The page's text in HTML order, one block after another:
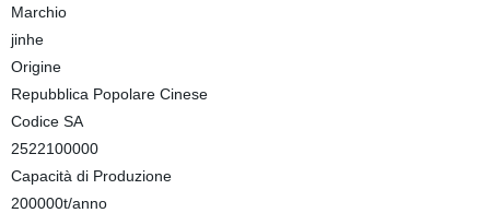
Marchio
jinhe
Origine
Repubblica Popolare Cinese
Codice SA
2522100000
Capacità di Produzione
200000t/anno